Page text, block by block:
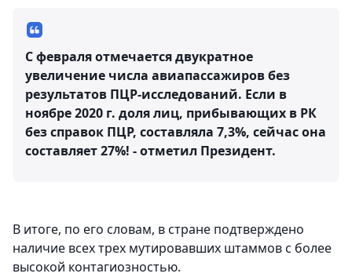
С февраля отмечается двукратное
увеличение числа авиапассажиров без
результатов ПЦР-исследований. Если в
ноябре 2020 г. доля лиц, прибывающих в РК
без справок ПЦР, составляла 7,3%, сейчас она
составляет 27%! - отметил Президент.
В итоге, по его словам, в стране подтверждено
наличие всех трех мутировавших штаммов с более
высокой контагиозностью.